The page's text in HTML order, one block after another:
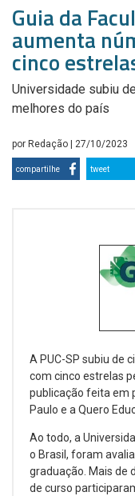
Guia da
aumenta
cinco
Universidade subiu
melhores do país
por Redação | 27/10/2023
compartilhe tweet
A PUC-SP subiu de
com cinco estrelas
publicação feita em
Paulo e a Quero
Ao todo, a
o Brasil, foram
graduação. Mais de
de curso